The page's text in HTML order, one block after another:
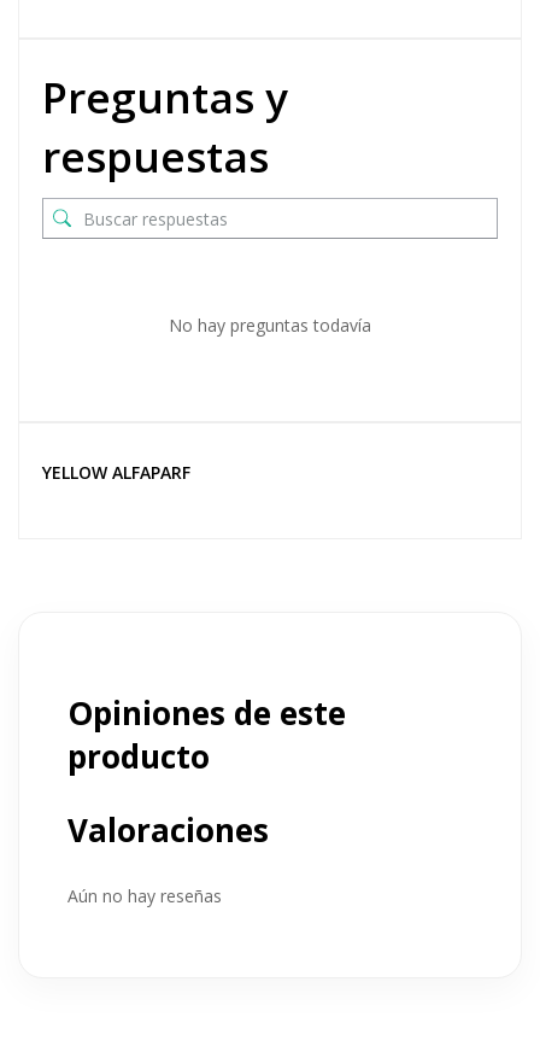
Preguntas y
respuestas
No hay preguntas todavía
YELLOW ALFAPARF
Opiniones de este
producto
Valoraciones
Aún no hay reseñas